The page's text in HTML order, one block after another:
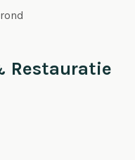
Restauratie